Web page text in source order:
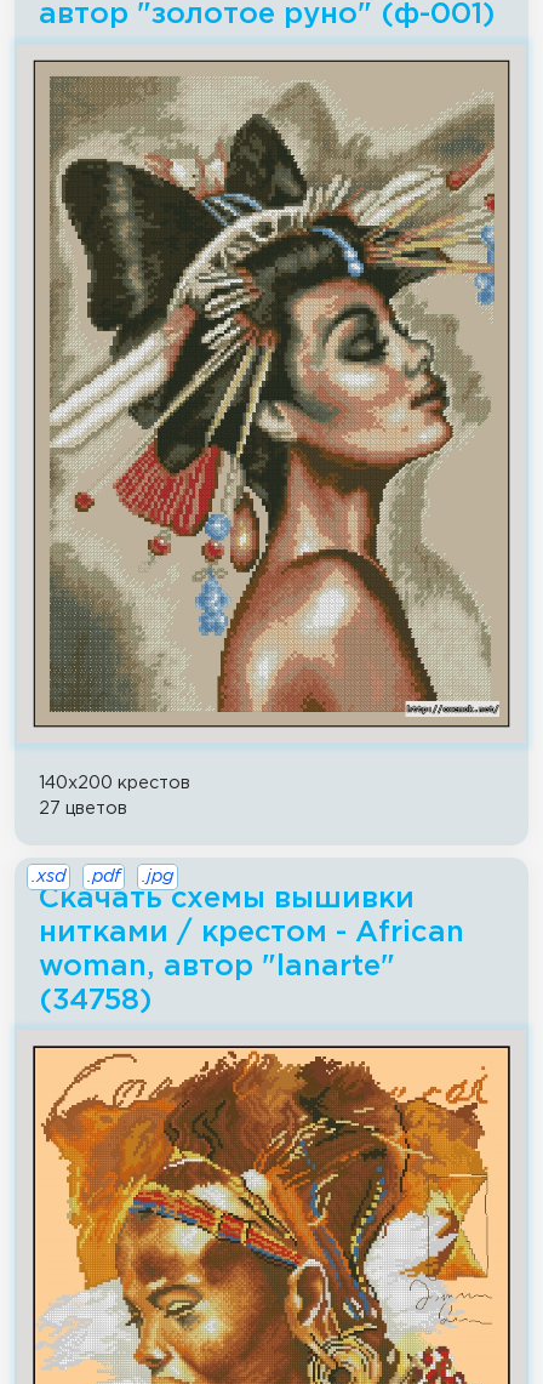
автор "золотое руно" (ф-001)
140x200 крестов
27 цветов
Скачать схемы вышивки
нитками / крестом - African
woman, автор "lanarte"
(34758)
.xsd .pdf .jpg